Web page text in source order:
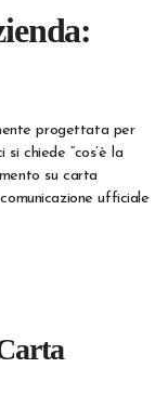
progettata per
chiede “cos’è la
su carta
ufficiale